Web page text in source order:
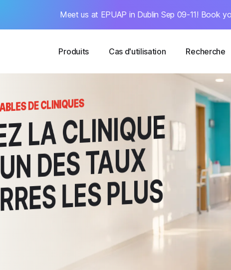
Meet us at EPUAP in Dublin Sep 09-11! Book
Produits Cas d'utilisation Recherche
DE CLINIQUES
LA CLINIQUE
DES TAUX
LES PLUS